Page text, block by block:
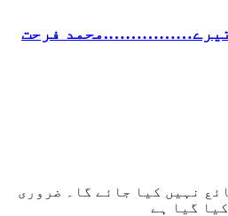
تیرے…………….محمد فرحت
نہیں کیا جائے گا۔
ضروری
گیا ہے